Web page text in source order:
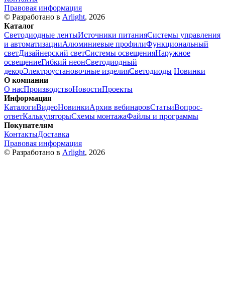
Правовая информация
© Разработано в Arlight, 2026
Каталог
Светодиодные лентыИсточники питанияСистемы управления
и автоматизацииАлюминиевые профилиФункциональный
светДизайнерский светСистемы освещенияНаружное
освещениеГибкий неонСветодиодный
декорЭлектроустановочные изделияСветодиоды Новинки
О компании
О насПроизводствоНовостиПроекты
Информация
КаталогиВидеоНовинкиАрхив вебинаровСтатьиВопрос-
ответКалькуляторыСхемы монтажаФайлы и программы
Покупателям
КонтактыДоставка
Правовая информация
© Разработано в Arlight, 2026